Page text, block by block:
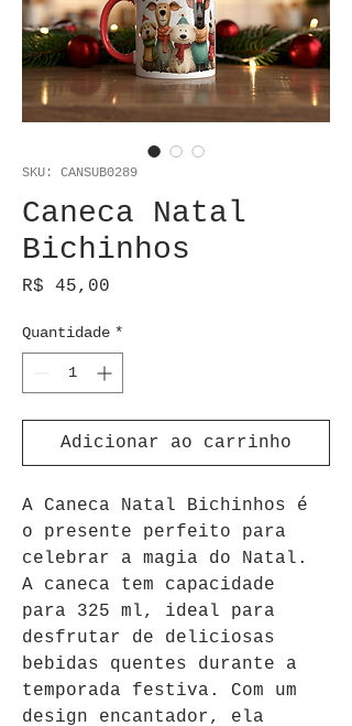
SKU: CANSUB0289
Caneca Natal
Bichinhos
R$ 45,00
Quantidade *
Adicionar ao carrinho
A Caneca Natal Bichinhos é
o presente perfeito para
celebrar a magia do Natal.
A caneca tem capacidade
para 325 ml, ideal para
desfrutar de deliciosas
bebidas quentes durante a
temporada festiva. Com um
design encantador, ela